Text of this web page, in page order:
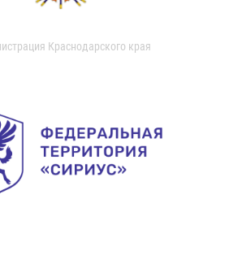
Краснодарского края